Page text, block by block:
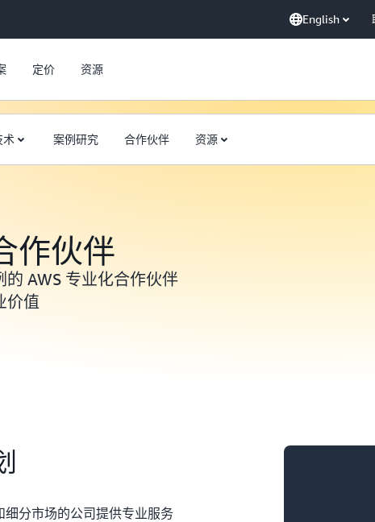
English
定价 资源
术 案例研究 合作伙伴 资源
作伙伴
AWS 专业化合作伙伴
价值
细分市场的公司提供专业服务